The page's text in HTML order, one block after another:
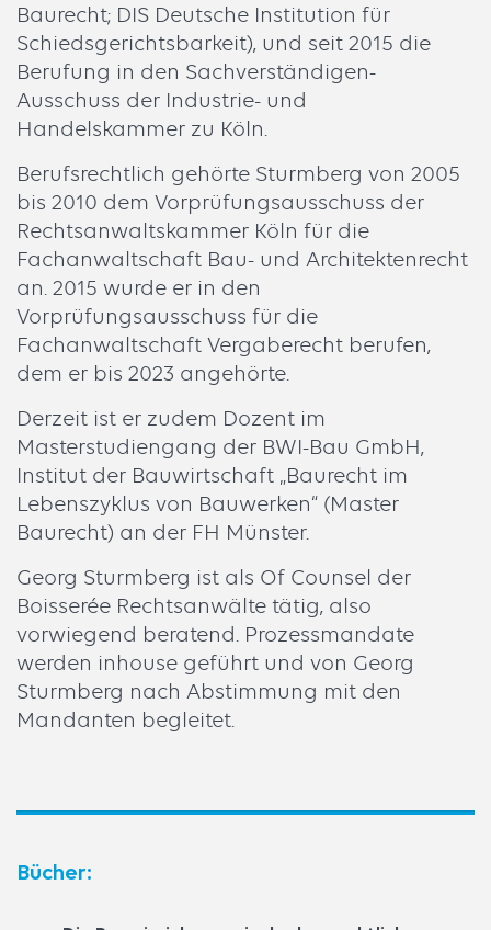
Baurecht; DIS Deutsche Institution für
Schiedsgerichtsbarkeit), und seit 2015 die
Berufung in den Sachverständigen-
Ausschuss der Industrie- und
Handelskammer zu Köln.
Berufsrechtlich gehörte Sturmberg von 2005
bis 2010 dem Vorprüfungsausschuss der
Rechtsanwaltskammer Köln für die
Fachanwaltschaft Bau- und Architektenrecht
an. 2015 wurde er in den
Vorprüfungsausschuss für die
Fachanwaltschaft Vergaberecht berufen,
dem er bis 2023 angehörte.
Derzeit ist er zudem Dozent im
Masterstudiengang der BWI-Bau GmbH,
Institut der Bauwirtschaft „Baurecht im
Lebenszyklus von Bauwerken“ (Master
Baurecht) an der FH Münster.
Georg Sturmberg ist als Of Counsel der
Boisserée Rechtsanwälte tätig, also
vorwiegend beratend. Prozessmandate
werden inhouse geführt und von Georg
Sturmberg nach Abstimmung mit den
Mandanten begleitet.
Bücher: